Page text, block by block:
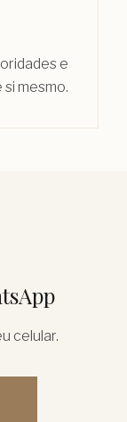
e
mesmo.
celular.